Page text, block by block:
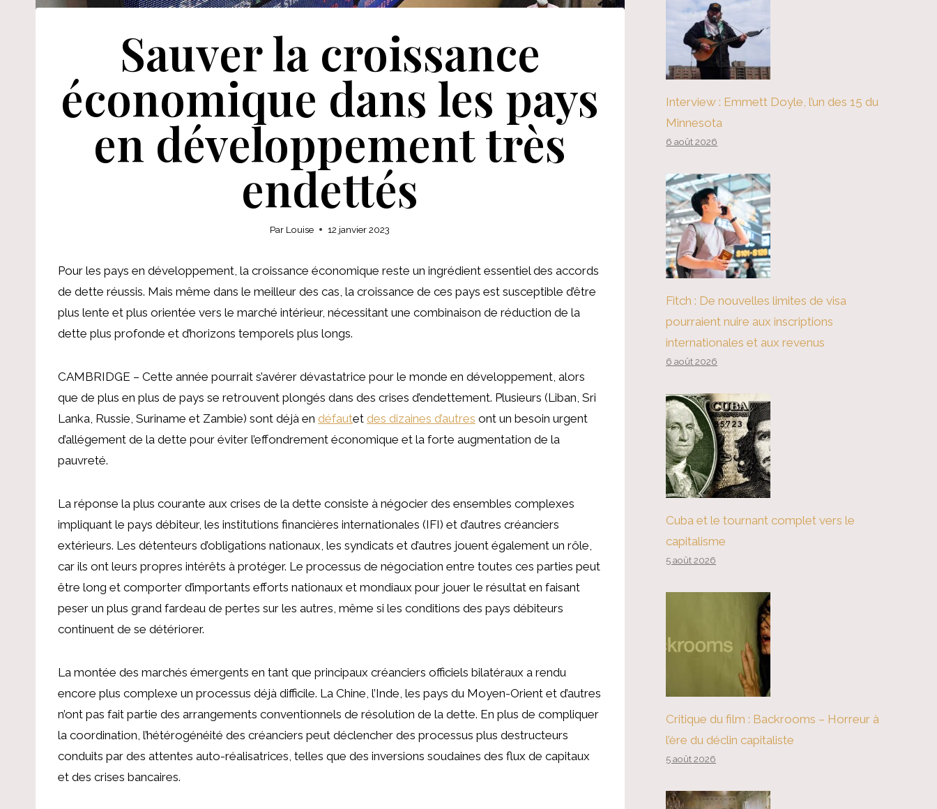
Sauver la croissance
économique dans les pays
en développement très
endettés
Par Louise 12 janvier 2023
Pour les pays en développement, la croissance économique reste un ingrédient essentiel des accords
de dette réussis. Mais même dans le meilleur des cas, la croissance de ces pays est susceptible d’être
plus lente et plus orientée vers le marché intérieur, nécessitant une combinaison de réduction de la
dette plus profonde et d’horizons temporels plus longs.
CAMBRIDGE – Cette année pourrait s’avérer dévastatrice pour le monde en développement, alors
que de plus en plus de pays se retrouvent plongés dans des crises d’endettement. Plusieurs (Liban, Sri
Lanka, Russie, Suriname et Zambie) sont déjà en défautet des dizaines d’autres ont un besoin urgent
d’allégement de la dette pour éviter l’effondrement économique et la forte augmentation de la
pauvreté.
La réponse la plus courante aux crises de la dette consiste à négocier des ensembles complexes
impliquant le pays débiteur, les institutions financières internationales (IFI) et d’autres créanciers
extérieurs. Les détenteurs d’obligations nationaux, les syndicats et d’autres jouent également un rôle,
car ils ont leurs propres intérêts à protéger. Le processus de négociation entre toutes ces parties peut
être long et comporter d’importants efforts nationaux et mondiaux pour jouer le résultat en faisant
peser un plus grand fardeau de pertes sur les autres, même si les conditions des pays débiteurs
continuent de se détériorer.
La montée des marchés émergents en tant que principaux créanciers officiels bilatéraux a rendu
encore plus complexe un processus déjà difficile. La Chine, l’Inde, les pays du Moyen-Orient et d’autres
n’ont pas fait partie des arrangements conventionnels de résolution de la dette. En plus de compliquer
la coordination, l’hétérogénéité des créanciers peut déclencher des processus plus destructeurs
conduits par des attentes auto-réalisatrices, telles que des inversions soudaines des flux de capitaux
et des crises bancaires.
Interview : Emmett Doyle, l’un des 15 du
Minnesota
6 août 2026
Fitch : De nouvelles limites de visa
pourraient nuire aux inscriptions
internationales et aux revenus
6 août 2026
Cuba et le tournant complet vers le
capitalisme
5 août 2026
Critique du film : Backrooms – Horreur à
l’ère du déclin capitaliste
5 août 2026